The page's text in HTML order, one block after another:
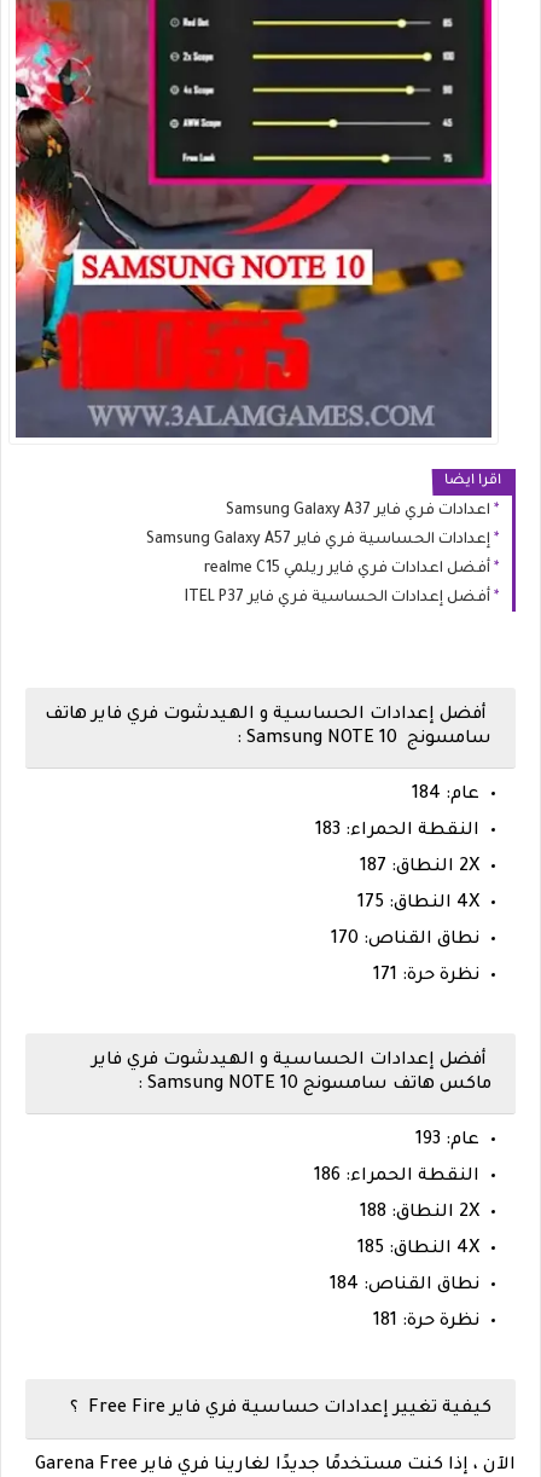
اقرا ايضا
اعدادات فري فاير Samsung Galaxy A37
إعدادات الحساسية فري فاير Samsung Galaxy A57
أفضل اعدادات فري فاير ريلمي realme C15
أفضل إعدادات الحساسية فري فاير ITEL P37
أفضل إعدادات الحساسية و الهيدشوت فري فاير هاتف
سامسونج Samsung NOTE 10 :
عام: 184
النقطة الحمراء: 183
2X النطاق: 187
4X النطاق: 175
نطاق القناص: 170
نظرة حرة: 171
أفضل إعدادات الحساسية و الهيدشوت فري فاير
ماكس هاتف سامسونج Samsung NOTE 10 :
عام: 193
النقطة الحمراء: 186
2X النطاق: 188
4X النطاق: 185
نطاق القناص: 184
نظرة حرة: 181
كيفية تغيير إعدادات حساسية فري فاير Free Fire ؟
الآن ، إذا كنت مستخدمًا جديدًا لغارينا فري فاير Garena Free